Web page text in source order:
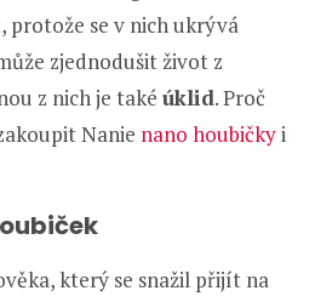
protože se v nich ukrývá
zjednodušit život z
z nich je také úklid. Proč
Nanie nano houbičkyi
který se snažil přijít na